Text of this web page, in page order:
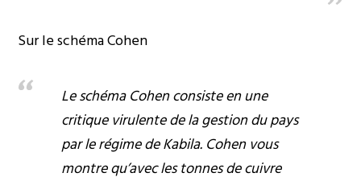
Sur le schéma Cohen
Le schéma Cohen consiste en une
critique virulente de la gestion du pays
par le régime de Kabila. Cohen vous
montre qu’avec les tonnes de cuivre